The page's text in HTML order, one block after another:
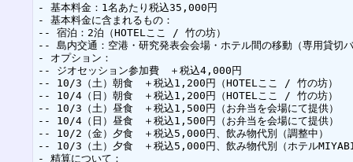
- 基本料金：1名あたり税込35,000円
- 基本料金に含まれるもの：
-- 宿泊：2泊（HOTELここ / 竹の坊）
-- 島内交通：空港・研究発表会会場・ホテル間の移動（専用貸切
- オプション：
-- ジオセッション参加費　＋税込4,000円
-- 10/3（土）朝食　＋税込1,200円（HOTELここ / 竹の坊）
-- 10/4（日）朝食　＋税込1,200円（HOTELここ / 竹の坊）
-- 10/3（土）昼食　＋税込1,500円（お弁当を会場にて提供）
-- 10/4（日）昼食　＋税込1,500円（お弁当を会場にて提供）
-- 10/2（金）夕食　＋税込5,000円、飲み物代別（調整中）
-- 10/3（土）夕食　＋税込5,000円、飲み物代別（ホテル
- 精算について：